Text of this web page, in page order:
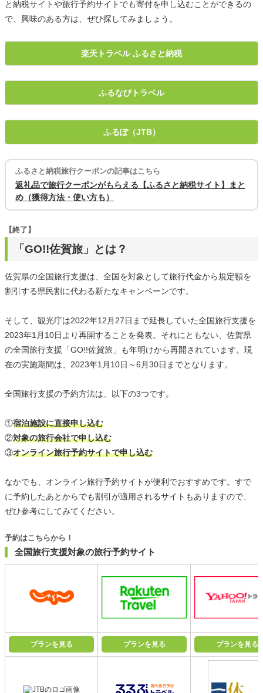
と納税サイトや旅行予約サイトでも寄付を申し込むことができるの
で、興味のある方は、ぜひ探してみましょう。
楽天トラベル ふるさと納税
ふるなびトラベル
ふるぽ（JTB）
ふるさと納税旅行クーポンの記事はこちら
返礼品で旅行クーポンがもらえる【ふるさと納税サイト】まと
め（獲得方法・使い方も）
「GO!!佐賀旅」とは？
【終了】
佐賀県の全国旅行支援は、全国を対象として旅行代金から規定額を
割引する県民割に代わる新たなキャンペーンです。
そして、観光庁は2022年12月27日まで延長していた全国旅行支援を
2023年1月10日より再開することを発表。それにともない、佐賀県
の全国旅行支援「GO!!佐賀旅」も年明けから再開されています。現
在の実施期間は、2023年1月10日～6月30日までとなります。
全国旅行支援の予約方法は、以下の3つです。
①宿泊施設に直接申し込む
②対象の旅行会社で申し込む
③オンライン旅行予約サイトで申し込む
なかでも、オンライン旅行予約サイトが便利でおすすめです。すで
に予約したあとからでも割引が適用されるサイトもありますので、
ぜひ参考にしてみてください。
全国旅行支援対象の旅行予約サイト
予約はこちらから！
プランを見る プランを見る プランを見る